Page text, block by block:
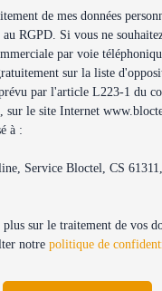
de mes données
RGPD. Si vous ne
par voie
sur la liste
par l'article L223-1 du
sur le site Internet
à :
Service Bloctel, CS
sur le traitement de vos
notre politique de